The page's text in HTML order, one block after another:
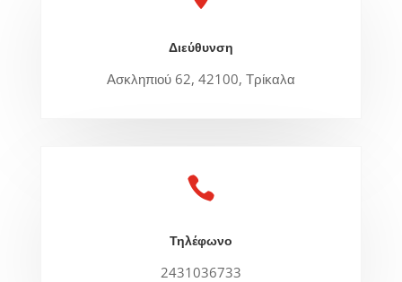
Διεύθυνση
Ασκληπιού 62, 42100, Τρίκαλα

Τηλέφωνο
2431036733